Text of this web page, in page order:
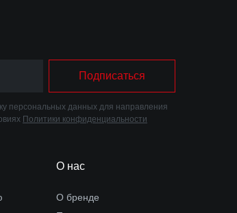
Подписаться
персональных данных для направления
Политики конфиденциальности
О нас
О бренде